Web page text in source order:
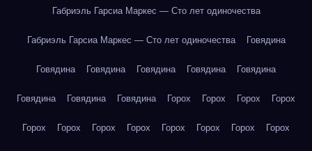
Габриэль Гарсиа Маркес — Сто лет одиночества
Габриэль Гарсиа Маркес — Сто лет одиночества Говядина
Говядина Говядина Говядина Говядина Говядина
Говядина Говядина Говядина Горох Горох Горох Горох
Горох Горох Горох Горох Горох Горох Горох Горох